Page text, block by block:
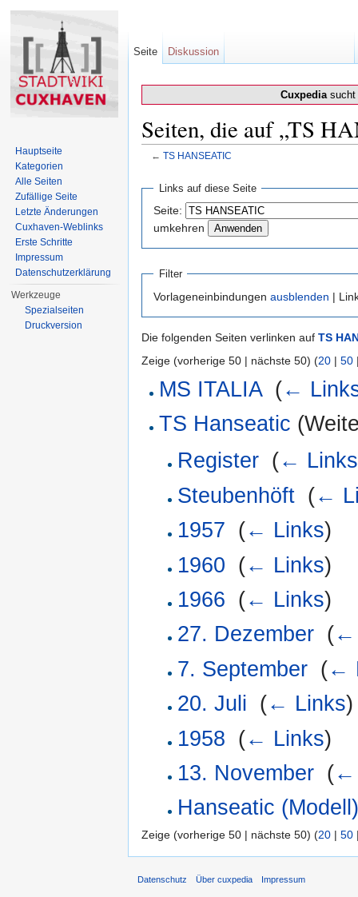
Cuxpediasucht
Seiten, die auf „TS
← TS HANSEATIC
Links auf diese Seite
Seite:
umkehren
Filter
Vorlageneinbindungen ausblenden |
Die folgenden Seiten verlinken auf TS
Zeige (vorherige 50 | nächste 50) (20 | 50
MS ITALIA‎ (←
TS Hanseatic
Register‎ (← Links
Steubenhöft‎ (←
1957 (← Links)
1960 (← Links)
1966 (← Links)
27. Dezember‎ (←
7. September‎ (←
20. Juli (← Links)
1958 (← Links)
13. November‎ (←
Hanseatic (Modell)
Zeige (vorherige 50 | nächste 50) (20 | 50
Seite Diskussion
Hauptseite
Kategorien
Alle Seiten
Zufällige Seite
Letzte Änderungen
Cuxhaven-Weblinks
Erste Schritte
Impressum
Datenschutzerklärung
Werkzeuge
Spezialseiten
Druckversion
Datenschutz Über cuxpedia Impressum